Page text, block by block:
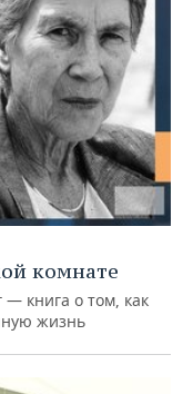
комнате
— книга о том, как
жизнь